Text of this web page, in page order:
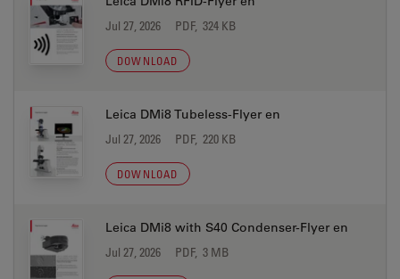
Jul 27, 2026 PDF, 324 KB
DOWNLOAD
Leica DMi8 Tubeless-Flyer en
Jul 27, 2026 PDF, 220 KB
DOWNLOAD
Leica DMi8 with S40 Condenser-Flyer en
Jul 27, 2026 PDF, 3 MB